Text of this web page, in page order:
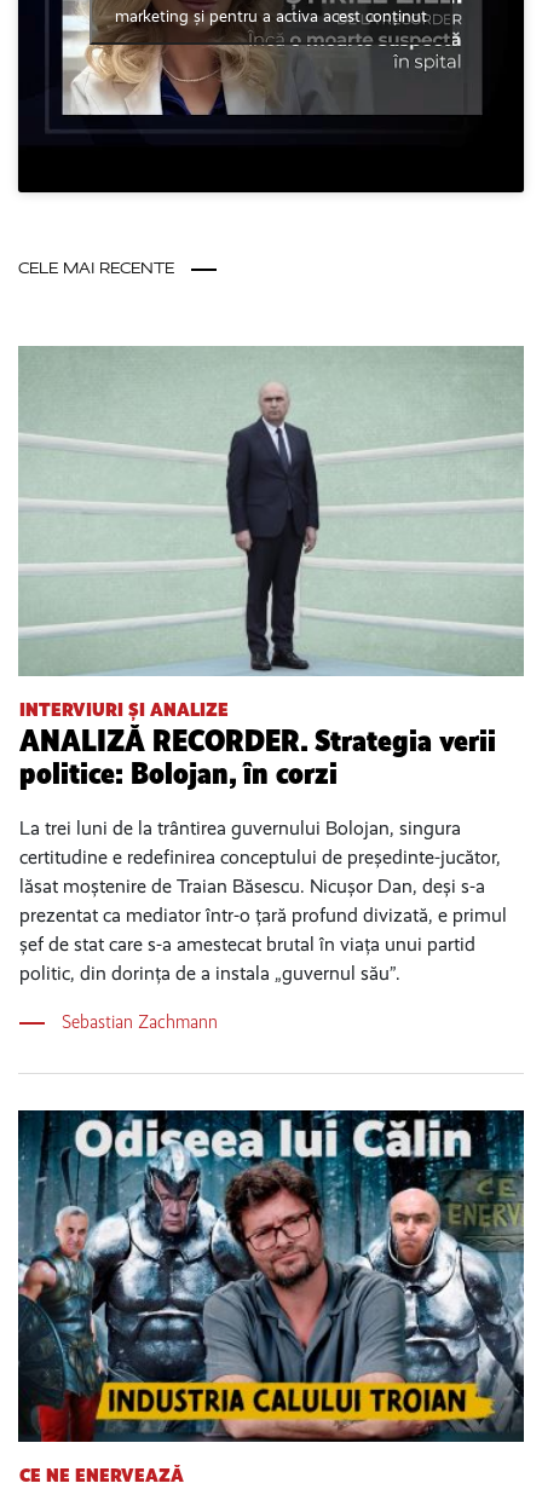
marketing și pentru a activa acest conținut
CELE MAI RECENTE
INTERVIURI ȘI ANALIZE
ANALIZĂ RECORDER. Strategia verii
politice: Bolojan, în corzi
La trei luni de la trântirea guvernului Bolojan, singura
certitudine e redefinirea conceptului de președinte-jucător,
lăsat moștenire de Traian Băsescu. Nicușor Dan, deși s-a
prezentat ca mediator într-o țară profund divizată, e primul
șef de stat care s-a amestecat brutal în viața unui partid
politic, din dorința de a instala „guvernul său”.
Sebastian Zachmann
CE NE ENERVEAZĂ